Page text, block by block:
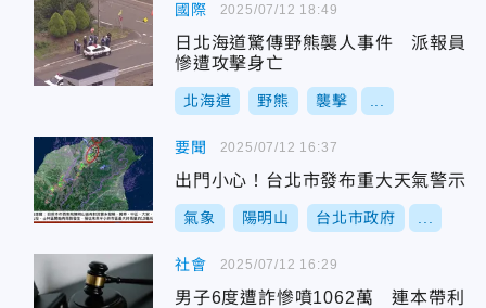
國際
日北海道驚傳野熊襲人事件 派報員
慘遭攻擊身亡
北海道 野熊 襲擊
2025/07/12 18:49
要聞
出門小心！台北市發布重大天氣警示
氣象 陽明山 台北市政府
2025/07/12 16:37
社會
男子6度遭詐慘噴1062萬 連本帶利
2025/07/12 16:29